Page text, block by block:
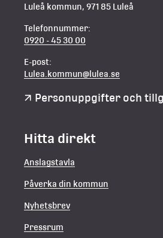
Luleå kommun, 971 85 Luleå
Telefonnummer:
0920 - 45 30 00
E-post:
Lulea.kommun@lulea.se
Personuppgifter och
Hitta direkt
Anslagstavla
Påverka din kommun
Nyhetsbrev
Pressrum